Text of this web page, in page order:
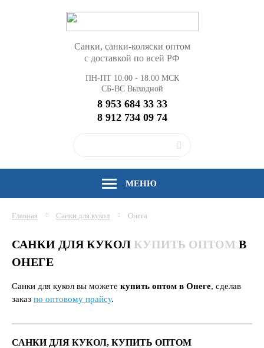
Санки, санки-коляски оптом
с доставкой по всей РФ
ПН-ПТ 10.00 - 18.00 МСК
СБ-ВС Выходной
8 953 684 33 33
8 912 734 09 74
МЕНЮ
Главная Санки для кукол Онега
САНКИ ДЛЯ КУКОЛ КУПИТЬ ОПТОМ В
ОНЕГЕ
Санки для кукол вы можете купить оптом в Онеге, сделав
заказ по оптовому прайсу.
САНКИ ДЛЯ КУКОЛ, КУПИТЬ ОПТОМ